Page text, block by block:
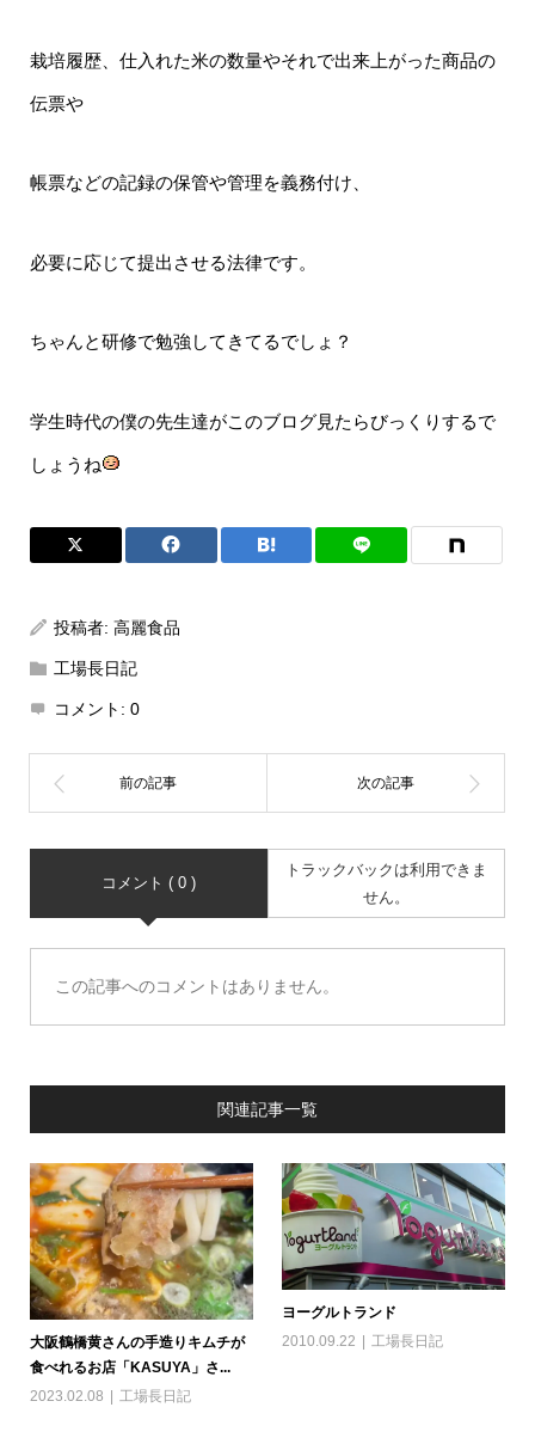
栽培履歴、仕入れた米の数量やそれで出来上がった商品の
伝票や
帳票などの記録の保管や管理を義務付け、
必要に応じて提出させる法律です。
ちゃんと研修で勉強してきてるでしょ？
学生時代の僕の先生達がこのブログ見たらびっくりするで
しょうね
投稿者: 高麗食品
工場長日記
コメント: 0
コメント ( 0 )
トラックバックは利用できま
せん。
この記事へのコメントはありません。
関連記事一覧
大阪鶴橋黄さんの手造りキムチが
食べれるお店「KASUYA」さ...
2023.02.08
工場長日記
ヨーグルトランド
2010.09.22
工場長日記